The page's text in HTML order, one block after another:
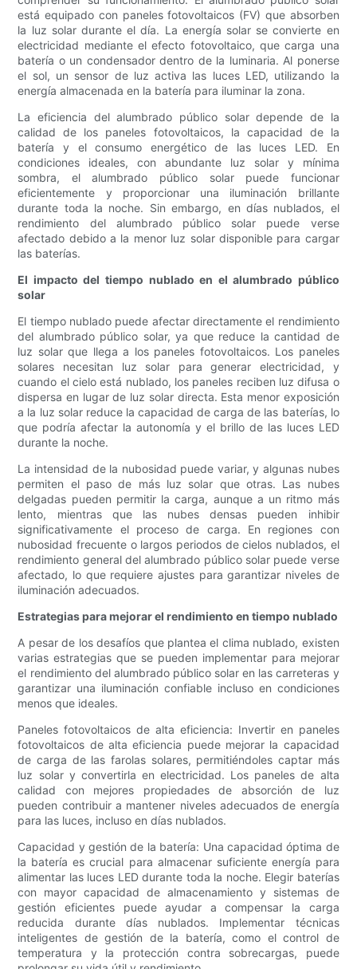
está equipado con paneles fotovoltaicos (FV) que absorben
la luz solar durante el día. La energía solar se convierte en
electricidad mediante el efecto fotovoltaico, que carga una
batería o un condensador dentro de la luminaria. Al ponerse
el sol, un sensor de luz activa las luces LED, utilizando la
energía almacenada en la batería para iluminar la zona.
La eficiencia del alumbrado público solar depende de la
calidad de los paneles fotovoltaicos, la capacidad de la
batería y el consumo energético de las luces LED. En
condiciones ideales, con abundante luz solar y mínima
sombra, el alumbrado público solar puede funcionar
eficientemente y proporcionar una iluminación brillante
durante toda la noche. Sin embargo, en días nublados, el
rendimiento del alumbrado público solar puede verse
afectado debido a la menor luz solar disponible para cargar
las baterías.
El impacto del tiempo nublado en el alumbrado público
solar
El tiempo nublado puede afectar directamente el rendimiento
del alumbrado público solar, ya que reduce la cantidad de
luz solar que llega a los paneles fotovoltaicos. Los paneles
solares necesitan luz solar para generar electricidad, y
cuando el cielo está nublado, los paneles reciben luz difusa o
dispersa en lugar de luz solar directa. Esta menor exposición
a la luz solar reduce la capacidad de carga de las baterías, lo
que podría afectar la autonomía y el brillo de las luces LED
durante la noche.
La intensidad de la nubosidad puede variar, y algunas nubes
permiten el paso de más luz solar que otras. Las nubes
delgadas pueden permitir la carga, aunque a un ritmo más
lento, mientras que las nubes densas pueden inhibir
significativamente el proceso de carga. En regiones con
nubosidad frecuente o largos periodos de cielos nublados, el
rendimiento general del alumbrado público solar puede verse
afectado, lo que requiere ajustes para garantizar niveles de
iluminación adecuados.
Estrategias para mejorar el rendimiento en tiempo nublado
A pesar de los desafíos que plantea el clima nublado, existen
varias estrategias que se pueden implementar para mejorar
el rendimiento del alumbrado público solar en las carreteras y
garantizar una iluminación confiable incluso en condiciones
menos que ideales.
Paneles fotovoltaicos de alta eficiencia: Invertir en paneles
fotovoltaicos de alta eficiencia puede mejorar la capacidad
de carga de las farolas solares, permitiéndoles captar más
luz solar y convertirla en electricidad. Los paneles de alta
calidad con mejores propiedades de absorción de luz
pueden contribuir a mantener niveles adecuados de energía
para las luces, incluso en días nublados.
Capacidad y gestión de la batería: Una capacidad óptima de
la batería es crucial para almacenar suficiente energía para
alimentar las luces LED durante toda la noche. Elegir baterías
con mayor capacidad de almacenamiento y sistemas de
gestión eficientes puede ayudar a compensar la carga
reducida durante días nublados. Implementar técnicas
inteligentes de gestión de la batería, como el control de
temperatura y la protección contra sobrecargas, puede